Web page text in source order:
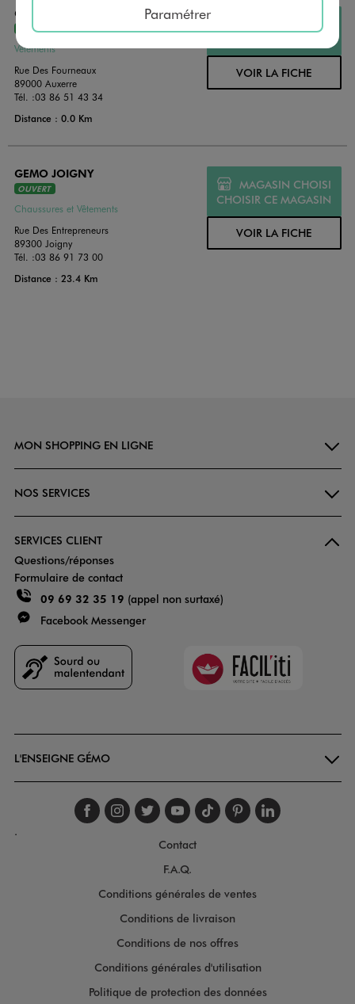
GEMO AUXERRE VETEMENTS
OUVERT
Vêtements
Rue Des Fourneaux
89000 Auxerre
Tél. :03 86 51 43 34
Distance : 0.0 Km
MAGASIN CHOISI
VOIR LA FICHE
GEMO JOIGNY
OUVERT
Chaussures et Vêtements
Rue Des Entrepreneurs
89300 Joigny
Tél. :03 86 91 73 00
Distance : 23.4 Km
MAGASIN CHOISI
CHOISIR CE MAGASIN
VOIR LA FICHE
MON SHOPPING EN LIGNE
NOS SERVICES
SERVICES CLIENT
Questions/réponses
Formulaire de contact
09 69 32 35 19 (appel non surtaxé)
Facebook Messenger
Faciliti
L'ENSEIGNE GÉMO
Suivez-nous sur
Suivez-nous sur
Suivez-nous sur
Suivez-nous
Suivez-nous
Suivez-
.
Contact
F.A.Q.
Conditions générales de ventes
Conditions de livraison
Conditions de nos offres
Conditions générales d'utilisation
Politique de protection des données
Paramétrer